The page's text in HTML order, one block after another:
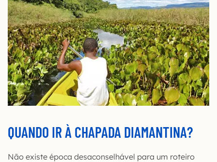
QUANDO IR À CHAPADA DIAMANTINA?
Não existe época desaconselhável para um roteiro